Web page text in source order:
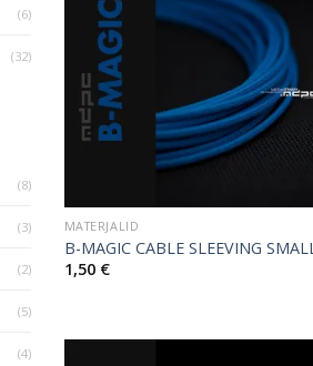
(6)
(32)
(8)
(3)
(2)
(5)
(4)
MATERJALID
B-MAGIC CABLE SLEEVING SMALL
1,50 €